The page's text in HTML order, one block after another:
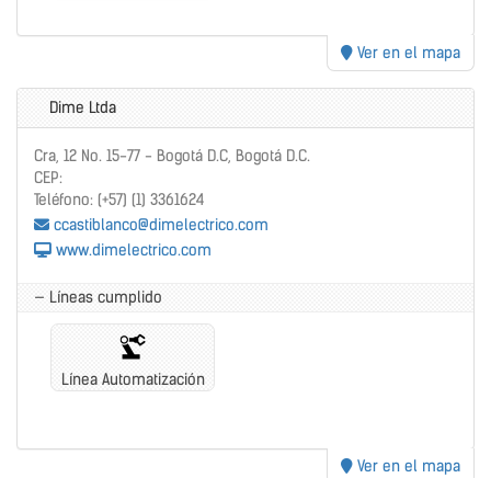
Ver en el mapa
Dime Ltda
Cra, 12 No. 15-77 - Bogotá D.C, Bogotá D.C.
CEP:
Teléfono: (+57) (1) 3361624
ccastiblanco@dimelectrico.com
www.dimelectrico.com
— Líneas cumplido
Línea Automatización
Ver en el mapa